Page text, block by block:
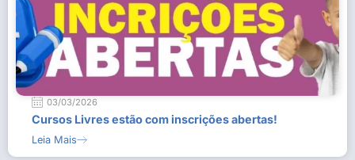
03/03/2026
Cursos Livres estão com inscrições abertas!
Leia Mais